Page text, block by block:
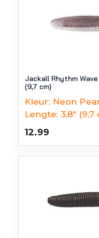
Jackall Rhythm
(9,7 cm)
Kleur: Neon
Lengte: 3,8" (9,7
12.99